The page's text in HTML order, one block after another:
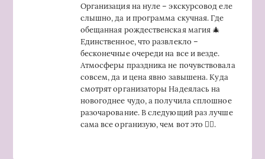
Организация на нуле – экскурсовод еле
слышно, да и программа скучная. Где
обещанная рождественская магия 🎄
Единственное, что развлекло –
бесконечные очереди на все и везде.
Атмосферы праздника не почувствовала
совсем, да и цена явно завышена. Куда
смотрят организаторы Надеялась на
новогоднее чудо, а получила сплошное
разочарование. В следующий раз лучше
сама все организую, чем вот это 🤦‍♀️.